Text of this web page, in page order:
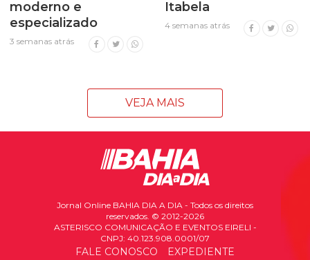
moderno e
especializado
3 semanas atrás
Itabela
4 semanas atrás
VEJA MAIS
Jornal Online BAHIA DIA A DIA - Todos os direitos
reservados. © 2012-2026
ASTERISCO COMUNICAÇÃO E EVENTOS EIRELI -
CNPJ: 40.123.908.0001/07
FALE CONOSCO
EXPEDIENTE